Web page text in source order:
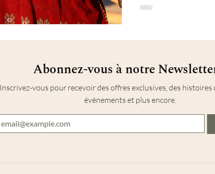
Abonnez-vous à notre
Inscrivez-vous pour recevoir des offres exclusives, des histoires
événements et plus encore.